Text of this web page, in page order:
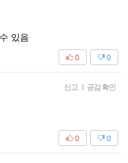
있음
0
0
신고 | 공감 확인
0
0